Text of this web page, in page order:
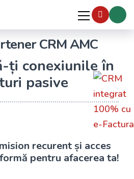
CRM AMC
ți conexiunile în
pasive
recurent și acces
pentru afacerea ta!